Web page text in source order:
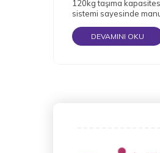
120kg taşıma
sistemi sayesinde
DEVAMINI OKU